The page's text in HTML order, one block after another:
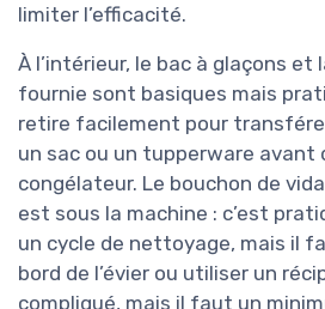
limiter l’efficacité.
À l’intérieur, le bac à glaçons et
fournie sont basiques mais
retire facilement pour
un sac ou un tupperware avant
congélateur. Le bouchon de
est sous la machine : c’est
un cycle de nettoyage, mais il
bord de l’évier ou utiliser un
compliqué, mais il faut un